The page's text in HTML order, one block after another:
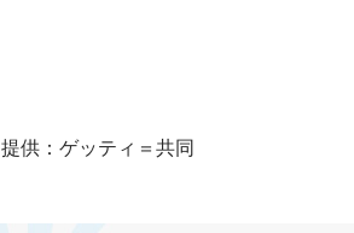
提供：ゲッティ＝共同